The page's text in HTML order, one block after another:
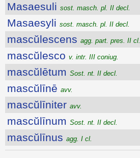
Masaesuli sost. masch. pl. II decl.
Masaesyli sost. masch. pl. II decl.
mascŭlescens agg. part. pres. II cl.
mascŭlesco v. intr. III coniug.
mascŭlētum Sost. nt. II decl.
mascŭlīnē avv.
mascŭlīniter avv.
mascŭlīnum Sost. nt. II decl.
mascŭlīnus agg. I cl.